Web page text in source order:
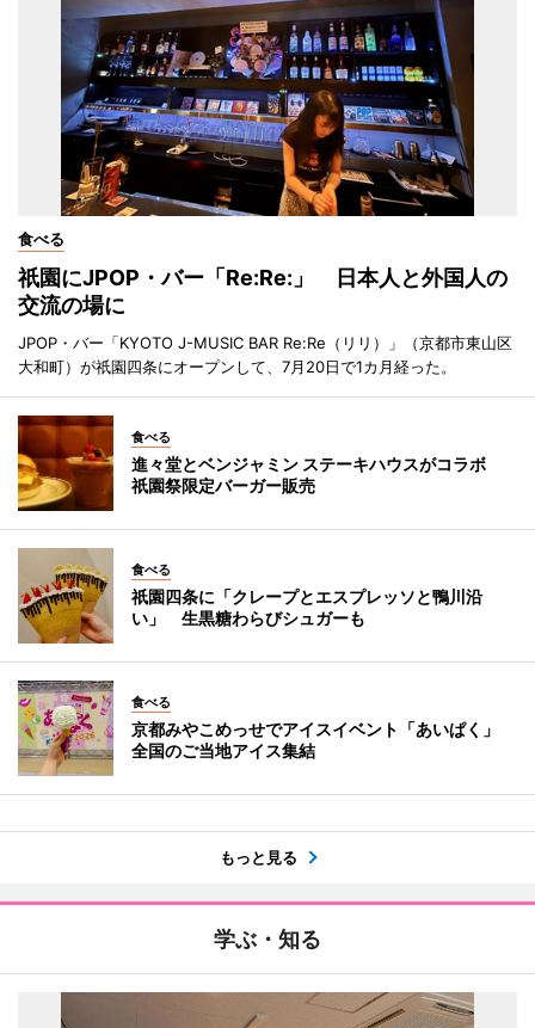
食べる
祇園にJPOP・バー「Re:Re:」 日本人と外国人の
交流の場に
JPOP・バー「KYOTO J-MUSIC BAR Re:Re（リリ）」（京都市東山区
大和町）が祇園四条にオープンして、7月20日で1カ月経った。
食べる
進々堂とベンジャミン ステーキハウスがコラボ
祇園祭限定バーガー販売
食べる
祇園四条に「クレープとエスプレッソと鴨川沿
い」 生黒糖わらびシュガーも
食べる
京都みやこめっせでアイスイベント「あいぱく」
全国のご当地アイス集結
もっと見る
学ぶ・知る